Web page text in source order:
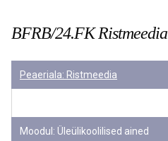
BFRB/24.FK Ristmeedia
Peaeriala: Ristmeedia
Moodul: Üleülikoolilised ained